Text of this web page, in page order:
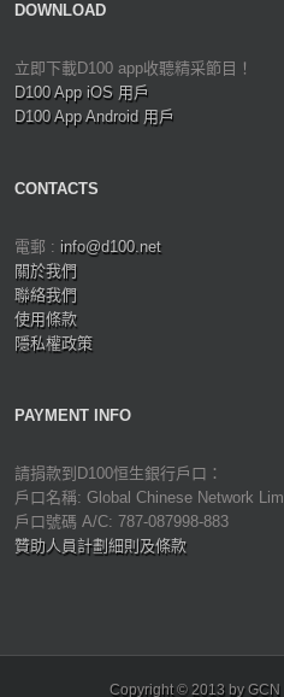
DOWNLOAD
立即下載D100 app收聽精采節目！
D100 App iOS 用戶
D100 App Android 用戶
CONTACTS
電郵 : info@d100.net
關於我們
聯絡我們
使用條款
隱私權政策
PAYMENT INFO
請捐款到D100恒生銀行戶口：
戶口名稱: Global Chinese Network
戶口號碼 A/C: 787-087998-883
贊助人員計劃細則及條款
Copyright © 2013 by GCN